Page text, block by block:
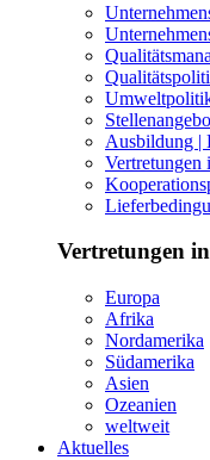
Ausbildung |
Vertretungen
Vertretungen
Europa
Afrika
Nordamerika
Südamerika
Asien
Ozeanien
weltweit
Aktuelles